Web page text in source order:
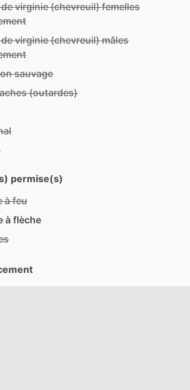
virginie (chevreuil) femelles
virginie (chevreuil) mâles
sauvage
(outardes)
permise(s)
à feu
à flèche